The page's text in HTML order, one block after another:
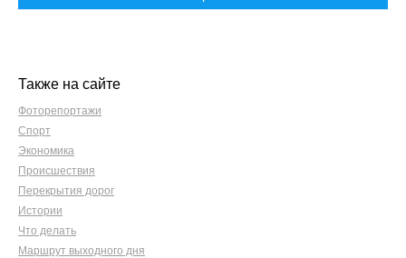
Также на сайте
Фоторепортажи
Спорт
Экономика
Происшествия
Перекрытия дорог
Истории
Что делать
Маршрут выходного дня